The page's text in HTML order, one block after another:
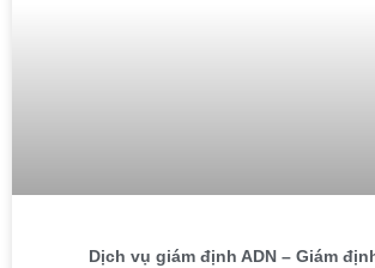
Dịch vụ giám định ADN – Giám